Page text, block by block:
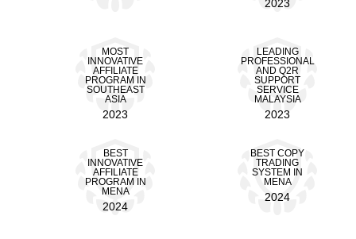
2023
LEADING
PROFESSIONAL
AND Q2R
SUPPORT
SERVICE
MALAYSIA
2023
MOST
INNOVATIVE
AFFILIATE
PROGRAM IN
SOUTHEAST
ASIA
2023
BEST COPY
TRADING
SYSTEM IN
MENA
2024
BEST
INNOVATIVE
AFFILIATE
PROGRAM IN
MENA
2024